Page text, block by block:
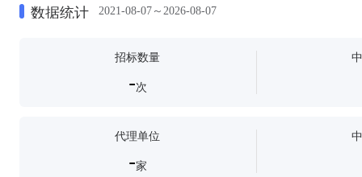
数据统计 2021-08-07～2026-08-07
招标数量
-次
代理单位
-家